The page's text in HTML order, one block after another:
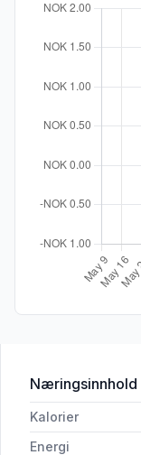
Næringsinnhold
Kalorier
Energi